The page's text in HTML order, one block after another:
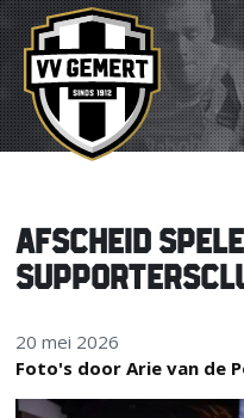
AFSCHEID
20 mei 2026
Foto's door Arie van de